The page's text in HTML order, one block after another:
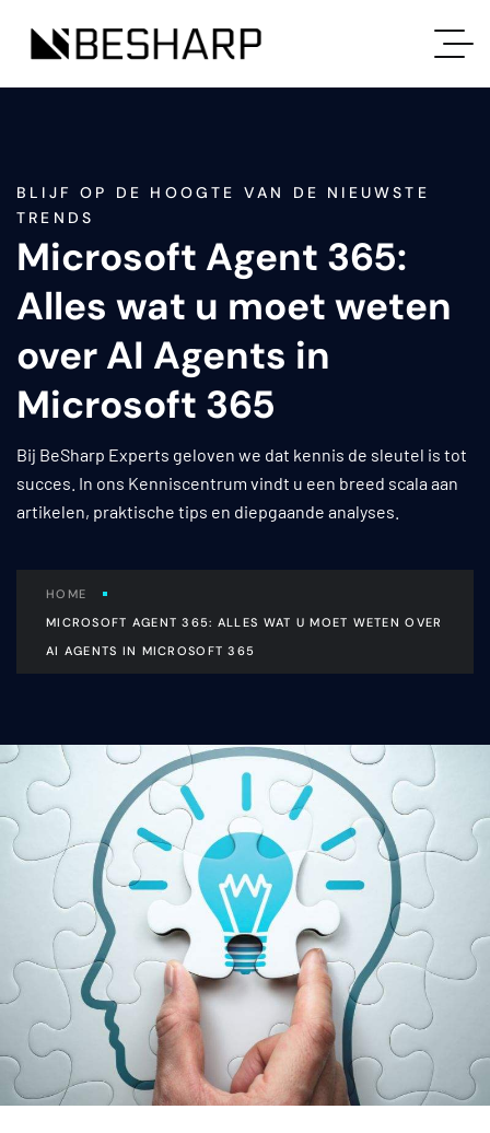
BLIJF OP DE HOOGTE VAN DE NIEUWSTE
TRENDS
Microsoft Agent 365:
Alles wat u moet weten
over AI Agents in
Microsoft 365
Bij BeSharp Experts geloven we dat kennis de sleutel is tot
succes. In ons Kenniscentrum vindt u een breed scala aan
artikelen, praktische tips en diepgaande analyses.
HOME
MICROSOFT AGENT 365: ALLES WAT U MOET WETEN OVER
AI AGENTS IN MICROSOFT 365